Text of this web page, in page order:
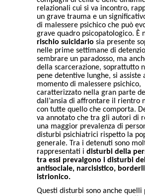
relazionali cui si va incontro,
un grave trauma e un
di malessere psichico che può
grave quadro psicopatologico. È
rischio suicidario sia presente
nelle prime settimane di
sembrare un paradosso, ma
della scarcerazione, soprattutto
pene detentive lunghe, si assiste
momento di malessere psichico,
caratterizzato nella gran parte
dall’ansia di affrontare il rientro
con tutte quello che comporta.
va annotato che tra gli autori di
una maggior prevalenza di
disturbi psichiatrici rispetto la
generale. Tra i detenuti sono
rappresentati i disturbi della
tra essi prevalgono i disturbi
antisociale, narcisistico,
istrionico.
Questi disturbi sono anche quelli